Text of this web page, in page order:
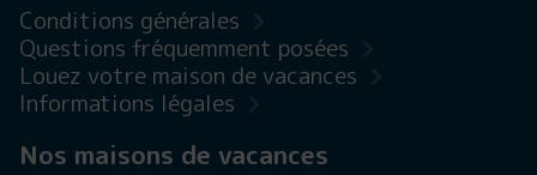
Conditions générales
Questions fréquemment posées
Louez votre maison de vacances
Informations légales
Nos maisons de vacances